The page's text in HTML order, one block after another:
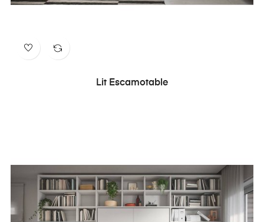
Lit Escamotable